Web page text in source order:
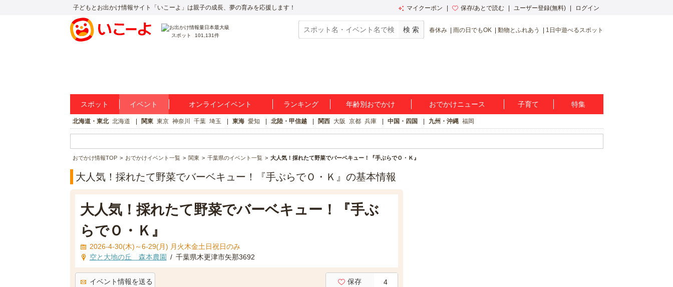
子どもとお出かけ情報サイト「いこーよ」は親子の成長、夢の育みを応援します！ マイクーポン 保存/あとで読む ユーザー登録(無料) ログイン
スポット 101,131件
春休み 雨の日でもOK 動物とふれあう 1日中遊べるスポット
スポット イベント オンラインイベント ランキング 年齢別おでかけ おでかけニュース 子育て 特集
北海道・東北 北海道 関東 東京 神奈川 千葉 埼玉 東海 愛知 北陸・甲信越 関西 大阪 京都 兵庫 中国・四国 九州・沖縄 福岡
おでかけ情報TOP おでかけイベント一覧 関東 千葉県のイベント一覧 大人気！採れたて野菜でバーベキュー！『手ぶらでＯ・Ｋ』
大人気！採れたて野菜でバーベキュー！『手ぶらでＯ・Ｋ』の基本情報
大人気！採れたて野菜でバーベキュー！『手ぶ
らでＯ・Ｋ』
2026-4-30(木)～6-29(月) 月火木金土日祝日のみ
空と大地の丘 森本農園 / 千葉県木更津市矢那3692
イベント情報を送る 保存 4